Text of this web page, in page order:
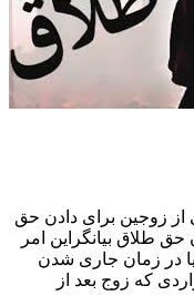
زوجین برای دادن حق
طلاق بیانگراین امر
یا در زمان جاری شدن
که زوج بعد از